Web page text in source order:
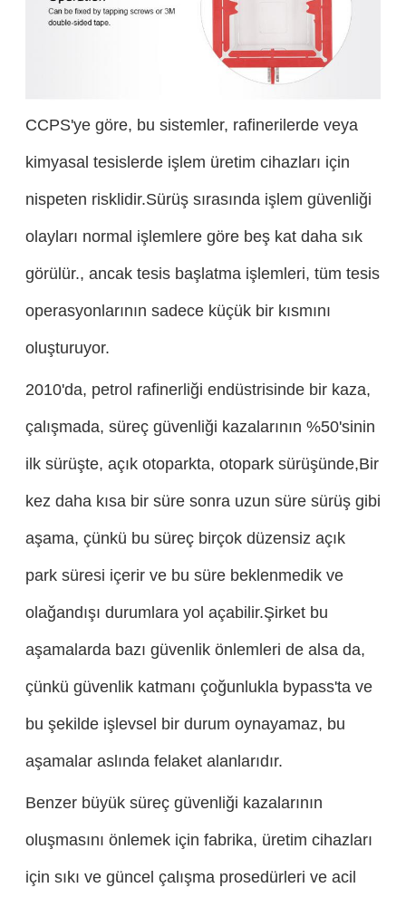
CCPS'ye göre, bu sistemler, rafinerilerde veya
kimyasal tesislerde işlem üretim cihazları için
nispeten risklidir.Sürüş sırasında işlem güvenliği
olayları normal işlemlere göre beş kat daha sık
görülür., ancak tesis başlatma işlemleri, tüm tesis
operasyonlarının sadece küçük bir kısmını
oluşturuyor.
2010'da, petrol rafinerliği endüstrisinde bir kaza,
çalışmada, süreç güvenliği kazalarının %50'sinin
ilk sürüşte, açık otoparkta, otopark sürüşünde,Bir
kez daha kısa bir süre sonra uzun süre sürüş gibi
aşama, çünkü bu süreç birçok düzensiz açık
park süresi içerir ve bu süre beklenmedik ve
olağandışı durumlara yol açabilir.Şirket bu
aşamalarda bazı güvenlik önlemleri de alsa da,
çünkü güvenlik katmanı çoğunlukla bypass'ta ve
bu şekilde işlevsel bir durum oynayamaz, bu
aşamalar aslında felaket alanlarıdır.
Benzer büyük süreç güvenliği kazalarının
oluşmasını önlemek için fabrika, üretim cihazları
için sıkı ve güncel çalışma prosedürleri ve acil